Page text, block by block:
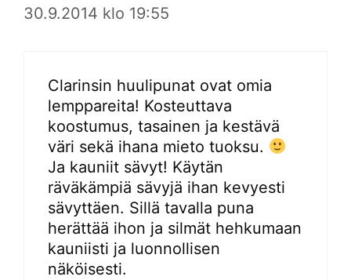
30.9.2014 klo 19:55
Clarinsin huulipunat ovat omia
lemppareita! Kosteuttava
koostumus, tasainen ja kestävä
väri sekä ihana mieto tuoksu.
Ja kauniit sävyt! Käytän
räväkämpiä sävyjä ihan kevyesti
sävyttäen. Sillä tavalla puna
herättää ihon ja silmät hehkumaan
kauniisti ja luonnollisen
näköisesti.